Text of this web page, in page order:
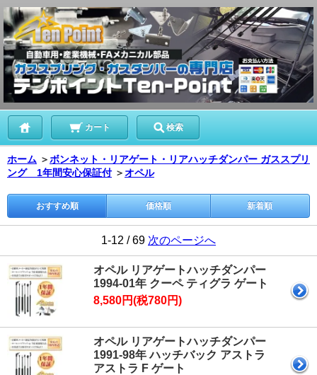
カート 検索
ホーム ＞ボンネット・リアゲート・リアハッチダンパー ガススプリ
ング 1年間安心保証付 ＞オペル
おすすめ順 価格順 新着順
1-12 / 69 次のページへ
オペル リアゲートハッチダンパー
1994-01年 クーペ ティグラ ゲート
8,580円(税780円)
オペル リアゲートハッチダンパー
1991-98年 ハッチバック アストラ
アストラ F ゲート